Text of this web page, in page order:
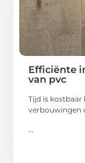
Efficiënte
van pvc
Tijd is
verbouwingen
...